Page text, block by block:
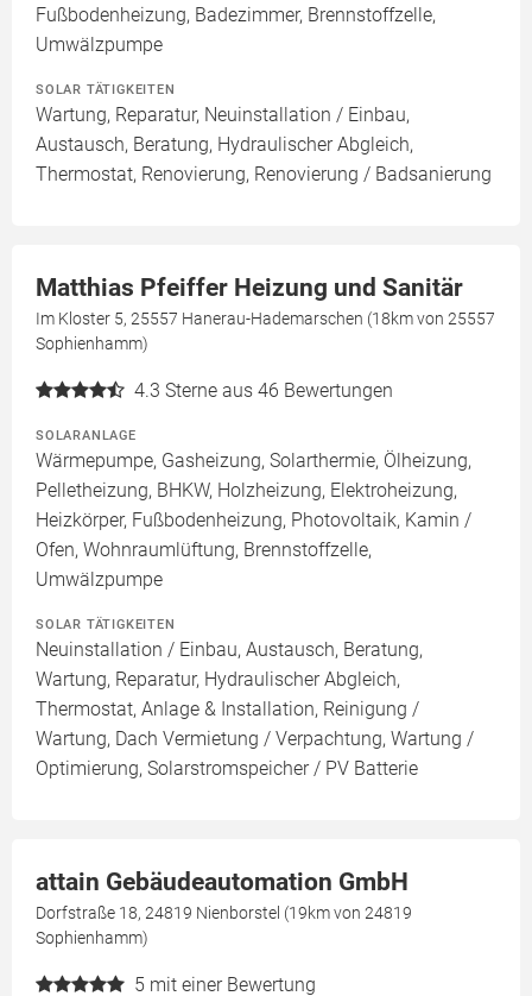
Fußbodenheizung, Badezimmer, Brennstoffzelle,
Umwälzpumpe
SOLAR TÄTIGKEITEN
Wartung, Reparatur, Neuinstallation / Einbau,
Austausch, Beratung, Hydraulischer Abgleich,
Thermostat, Renovierung, Renovierung / Badsanierung
Matthias Pfeiffer Heizung und Sanitär
Im Kloster 5, 25557 Hanerau-Hademarschen (18km von 25557
Sophienhamm)
4.3 Sterne aus 46 Bewertungen
SOLARANLAGE
Wärmepumpe, Gasheizung, Solarthermie, Ölheizung,
Pelletheizung, BHKW, Holzheizung, Elektroheizung,
Heizkörper, Fußbodenheizung, Photovoltaik, Kamin /
Ofen, Wohnraumlüftung, Brennstoffzelle,
Umwälzpumpe
SOLAR TÄTIGKEITEN
Neuinstallation / Einbau, Austausch, Beratung,
Wartung, Reparatur, Hydraulischer Abgleich,
Thermostat, Anlage & Installation, Reinigung /
Wartung, Dach Vermietung / Verpachtung, Wartung /
Optimierung, Solarstromspeicher / PV Batterie
attain Gebäudeautomation GmbH
Dorfstraße 18, 24819 Nienborstel (19km von 24819
Sophienhamm)
5 mit einer Bewertung